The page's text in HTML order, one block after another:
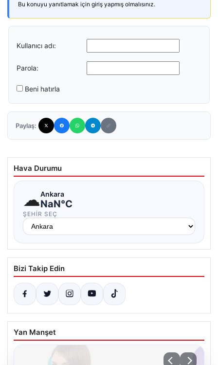
Bu konuyu yanıtlamak için giriş yapmış olmalısınız.
Kullanıcı adı:
Parola:
Beni hatırla
Paylaş:
Hava Durumu
☁Ankara
NaN°C
ŞEHIR SEÇ
Bizi Takip Edin
Yan Manşet